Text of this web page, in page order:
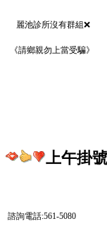
麗池診所沒有群組❌
《請鄉親勿上當受騙》
上午掛
諮詢電話:561-5080